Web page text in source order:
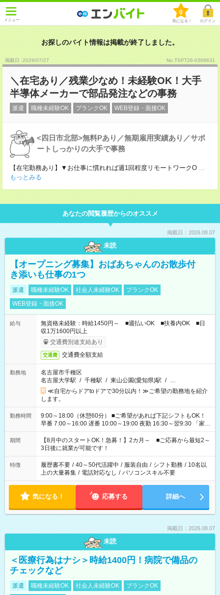
メニュー
0
気になる！ ログイン
お探しのバイト情報は掲載が終了しました。
掲載日 :2026/07/27 No.TSPT26-0368631
＼在宅あり／残業少なめ！未経験OK！大手
半導体メーカーで部品発注などの事務
派遣 職種未経験OK ブランクOK WEB登録・面接OK
<四日市北部>無料Pあり／無期雇用実績あり／サポ
ートしっかりの大手で事務
【在宅勤務あり】▼お仕事に慣れれば週1回程度リモートワークO ...
もっとみる
あなたの閲覧履歴からのオススメ
掲載日：2026.08.07
未読
【オープニング募集】おばあちゃんのお散歩付
き添いも仕事の1つ
派遣 職種未経験OK 社会人未経験OK
ブランクOK
WEB登録・面接OK
給与
無資格未経験：時給1450円～ ■週払いOK ■扶養内OK ■日
収1万1600円以上
交通費別途支給あり
交通費 交通費全額支給
勤務地
名古屋市千種区
名古屋大学駅 / 千種駅 / 東山公園(愛知県)駅 / …
≪自宅からドアtoドアで30分以内！≫ご希望の勤務地を紹介
します。
勤務時間
9:00～18:00（休憩60分） ■ご希望があれば下記シフトもOK！
早番 7:00～16:00 遅番 10:00～19:00 夜勤 16:30～翌9:30 「家族
と休みを合わせたい」 「余裕を持って夕飯の準備がしたい」
「できれば残業はしたくない」 など、ご希望を教えてください
ね。 ※Wワーク希望の方へ 今ご覧のお仕事で希望する勤務時間
と、もう1つのお仕事の勤務時間。 合計で週40時間を超える場
合は応募できません。
期間
【8月中のスタートOK！急募！】2カ月～ ■ご応募から最短2～
3日後に就業が可能です！
特徴 履歴書不要 / 40～50代活躍中 / 服装自由 / シフト勤務 / 10名以
上の大量募集 / 電話対応なし / パソコンスキル不要
気になる！ 応募する 詳細へ
掲載日：2026.08.07
未読
＜医療行為はナシ＞時給1400円！病院で備品の
チェックなど
派遣 職種未経験OK 社会人未経験OK
ブランクOK